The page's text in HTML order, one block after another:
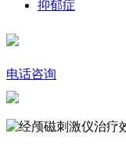
抑郁症
电话咨询